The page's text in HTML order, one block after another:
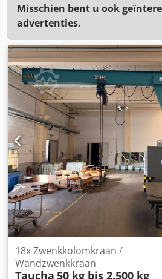
Misschien bent u ook
advertenties.
18x Zwenkkolomkraan /
Wandzwenkkraan
Taucha 50 kg bis 2.500 kg